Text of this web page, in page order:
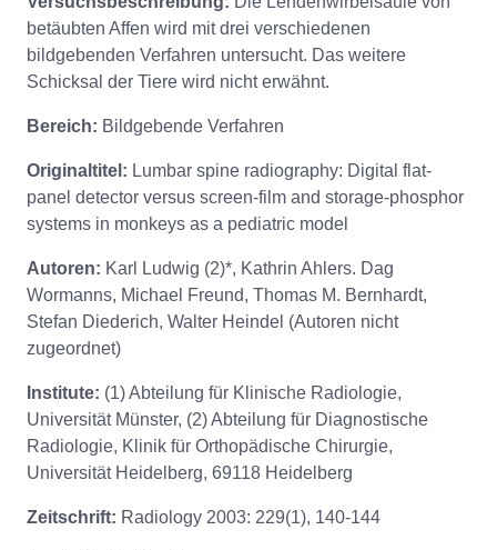
betäubten Affen wird mit drei verschiedenen
bildgebenden Verfahren untersucht. Das weitere
Schicksal der Tiere wird nicht erwähnt.
Bereich: Bildgebende Verfahren
Originaltitel: Lumbar spine radiography: Digital flat-
panel detector versus screen-film and storage-phosphor
systems in monkeys as a pediatric model
Autoren: Karl Ludwig (2)*, Kathrin Ahlers. Dag
Wormanns, Michael Freund, Thomas M. Bernhardt,
Stefan Diederich, Walter Heindel (Autoren nicht
zugeordnet)
Institute: (1) Abteilung für Klinische Radiologie,
Universität Münster, (2) Abteilung für Diagnostische
Radiologie, Klinik für Orthopädische Chirurgie,
Universität Heidelberg, 69118 Heidelberg
Zeitschrift: Radiology 2003: 229(1), 140-144